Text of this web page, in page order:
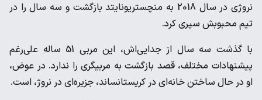
نروژی در سال 2018 به منچستریونایتد بازگشت و سه سال را در
تیم محبوبش سپری کرد.
با گذشت سه سال از جدایی‌اش، این مربی 51 ساله علی‌رغم
پیشنهادات مختلف، قصد بازگشت به مربیگری را ندارد. در عوض،
او در حال ساختن خانه‌ای در کریستانساند، جزیره‌ای در نروژ، است.